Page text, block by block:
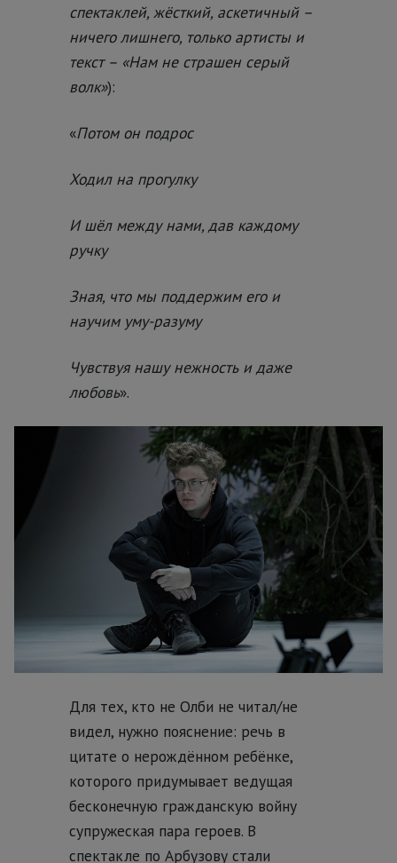
спектаклей, жёсткий, аскетичный –
ничего лишнего, только артисты и
текст – «Нам не страшен серый
волк»):
«Потом он подрос
Ходил на прогулку
И шёл между нами, дав каждому
ручку
Зная, что мы поддержим его и
научим уму-разуму
Чувствуя нашу нежность и даже
любовь».
Для тех, кто не Олби не читал/не
видел, нужно пояснение: речь в
цитате о нерождённом ребёнке,
которого придумывает ведущая
бесконечную гражданскую войну
супружеская пара героев. В
спектакле по Арбузову стали